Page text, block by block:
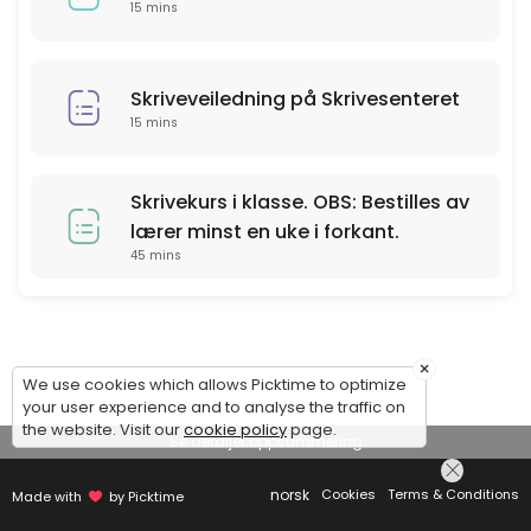
15 mins
Skriveveiledning på Skrivesenteret
15 mins
Skrivekurs i klasse. OBS: Bestilles av
lærer minst en uke i forkant.
45 mins
Se detaljer oppsummering
Made with by Picktime norsk Cookies Terms & Conditions
×
We use cookies which allows Picktime to optimize
your user experience and to analyse the traffic on
the website. Visit ourcookie policypage.